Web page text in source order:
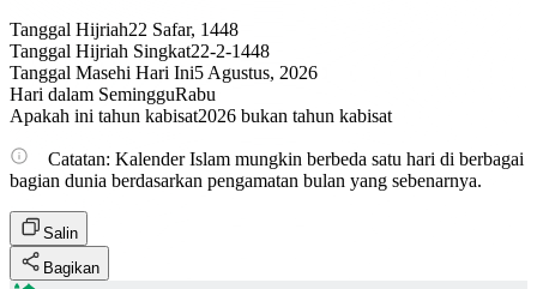
Tanggal Hijriah22 Safar, 1448
Tanggal Hijriah Singkat22-2-1448
Tanggal Masehi Hari Ini5 Agustus, 2026
Hari dalam SemingguRabu
Apakah ini tahun kabisat2026 bukan tahun kabisat
Catatan: Kalender Islam mungkin berbeda satu hari di berbagai
bagian dunia berdasarkan pengamatan bulan yang sebenarnya.
Salin
Bagikan